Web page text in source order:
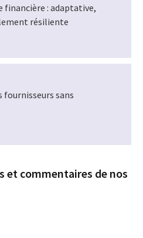
financière : adaptative,
résiliente
sans
et commentaires de nos